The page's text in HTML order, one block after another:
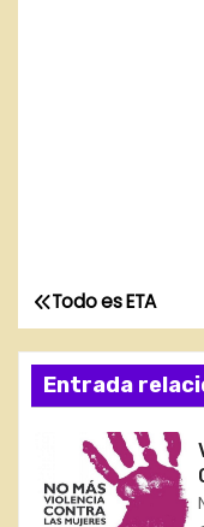
N
a
v
g
Todo es ETA
Entrada